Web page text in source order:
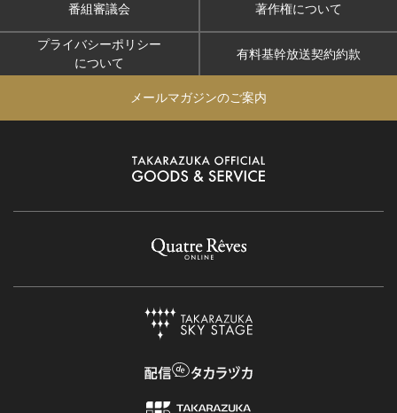
番組審議会 著作権について
プライバシーポリシー
について
有料基幹放送契約約款
メールマガジンのご案内